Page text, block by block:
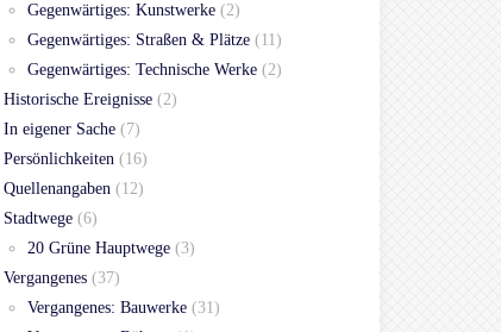
Gegenwärtiges: Kunstwerke (2)
Gegenwärtiges: Straßen & Plätze (11)
Gegenwärtiges: Technische Werke (2)
Historische Ereignisse (2)
In eigener Sache (7)
Persönlichkeiten (16)
Quellenangaben (12)
Stadtwege (6)
20 Grüne Hauptwege (3)
Vergangenes (37)
Vergangenes: Bauwerke (31)